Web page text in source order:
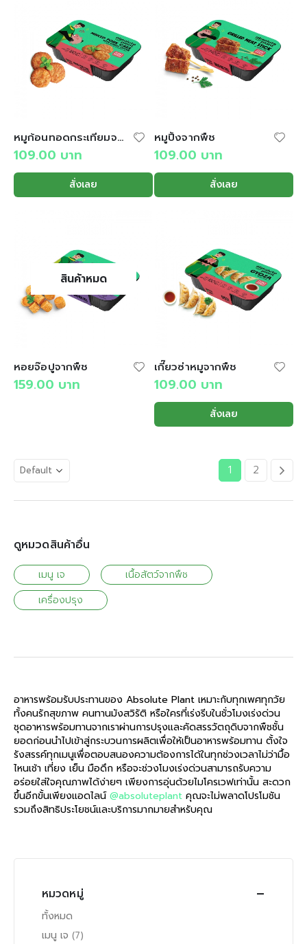
หมูก้อนทอดกระเทียมจากพืช
109.00 บาท
สั่งเลย
หมูปิ้งจากพืช
109.00 บาท
สั่งเลย
สินค้าหมด
หอยจ๊อปูจากพืช
159.00 บาท
เกี๊ยวซ่าหมูจากพืช
109.00 บาท
สั่งเลย
1 2
ดูหมวดสินค้าอื่น
เมนู เจ
เนื้อสัตว์จากพืช
เครื่องปรุง
อาหารพร้อมรับประทานของ Absolute Plant เหมาะกับทุกเพศทุกวัย
ทั้งคนรักสุขภาพ คนทานมังสวิรัติ หรือใครที่เร่งรีบในชั่วโมงเร่งด่วน
ชุดอาหารพร้อมทานจากเราผ่านการปรุงและคัดสรรวัตถุดิบจากพืชชั้น
ยอดก่อนนำไปเข้าสู่กระบวนการผลิตเพื่อให้เป็นอาหารพร้อมทาน ตั้งใจ
รังสรรค์ทุกเมนูเพื่อตอบสนองความต้องการได้ในทุกช่วงเวลาไม่ว่ามื้อ
ไหนเช้า เที่ยง เย็น มือดึก หรือจะช่วงโมงเร่งด่วนสามารถรับความ
อร่อยใส่ใจคุณภาพได้ง่ายๆ เพียงการอุ่นด้วยไมโครเวฟเท่านั้น สะดวก
ขึ้นอีกขั้นเพียงแอดไลน์@absoluteplant คุณจะไม่พลาดโปรโมชัน
รวมถึงสิทธิประโยชน์และบริการมากมายสำหรับคุณ
หมวดหมู่
ทั้งหมด
เมนู เจ (7)